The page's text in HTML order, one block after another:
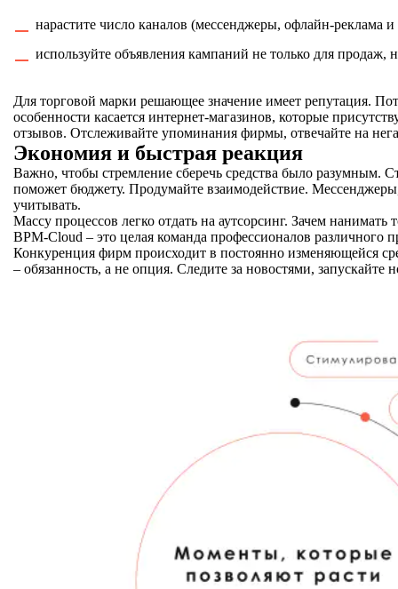
нарастите число каналов (мессенджеры, офлайн-реклама
используйте объявления кампаний не только для продаж,
Для торговой марки решающее значение имеет репутация.
особенности касается интернет-магазинов, которые
отзывов. Отслеживайте упоминания фирмы, отвечайте на
Экономия и быстрая реакция
Важно, чтобы стремление сберечь средства было разумным.
поможет бюджету. Продумайте взаимодействие.
учитывать.
Массу процессов легко отдать на аутсорсинг. Зачем
BPM-Cloud – это целая команда профессионалов различного
Конкуренция фирм происходит в постоянно изменяющейся
– обязанность, а не опция. Следите за новостями,